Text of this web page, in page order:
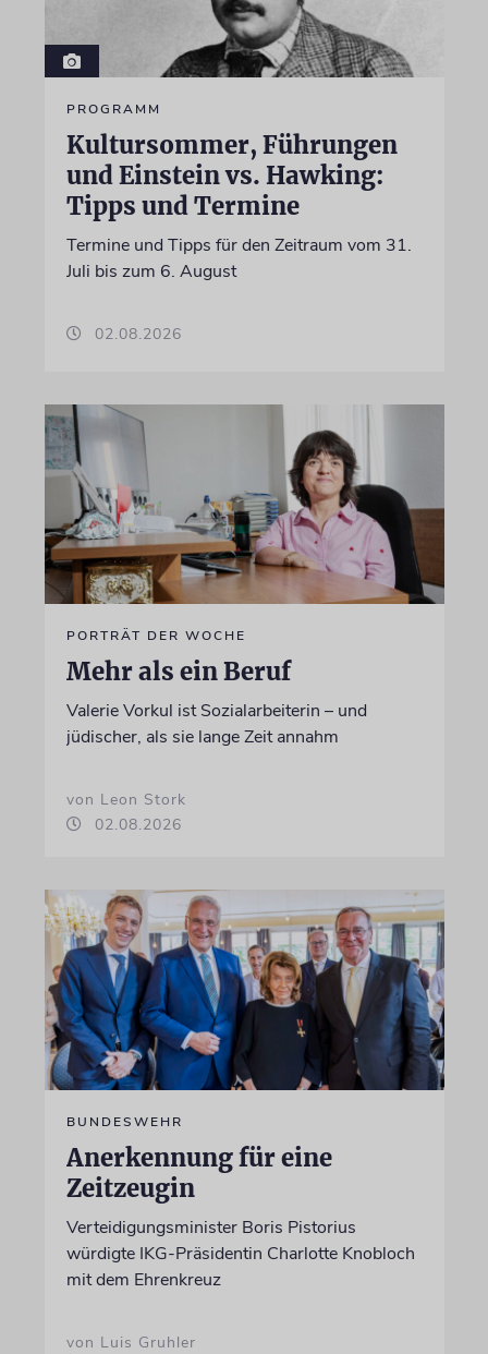
PROGRAMM
Kultursommer, Führungen
und Einstein vs. Hawking:
Tipps und Termine
Termine und Tipps für den Zeitraum vom 31.
Juli bis zum 6. August
02.08.2026
PORTRÄT DER WOCHE
Mehr als ein Beruf
Valerie Vorkul ist Sozialarbeiterin – und
jüdischer, als sie lange Zeit annahm
von Leon Stork
02.08.2026
BUNDESWEHR
Anerkennung für eine
Zeitzeugin
Verteidigungsminister Boris Pistorius
würdigte IKG-Präsidentin Charlotte Knobloch
mit dem Ehrenkreuz
von Luis Gruhler